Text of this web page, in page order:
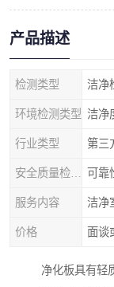
产品描述
检测类型 洁净
环境检测类型 洁净
行业类型 第三
可靠
服务内容 洁净
价格 面谈
净化板具有轻